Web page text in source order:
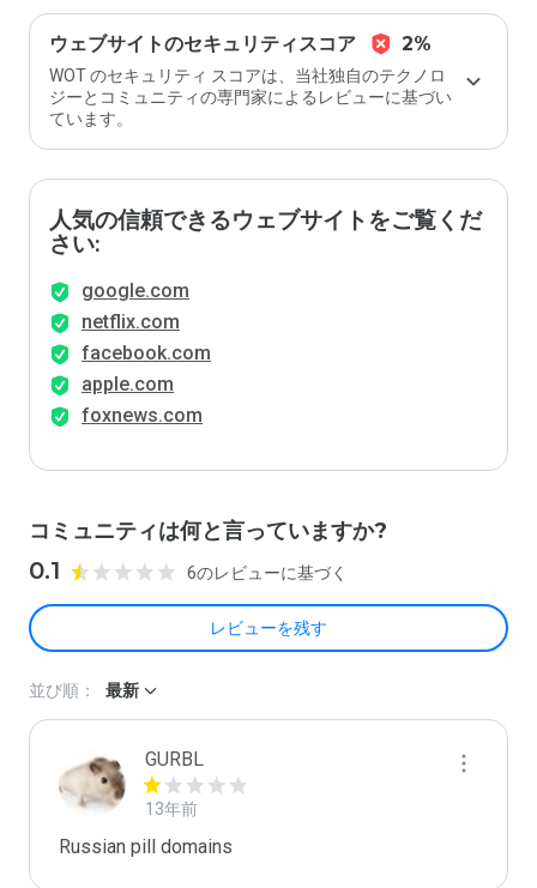
ウェブサイトのセキュリティスコア 2%
WOT のセキュリティ スコアは、当社独自のテクノロ
ジーとコミュニティの専門家によるレビューに基づい
ています。
人気の信頼できるウェブサイトをご覧くだ
さい:
google.com
netflix.com
facebook.com
apple.com
foxnews.com
コミュニティは何と言っていますか?
0.1 6のレビューに基づく
レビューを残す
ます
か？
並び順： 最新
GURBL
13年前
Russian pill domains